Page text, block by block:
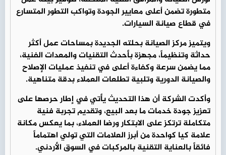
متطورة تضمن أعلى معايير الجودة وتواكب التطور المتسارع
في قطاع صيانة السيارات.
ويتميز مركز الصيانة بحلته الجديدة بمساحات عمل أكثر
حداثة وتنظيماً، مجهزة بأحدث التقنيات والمعدات الفنية،
مما يضمن سرعة وكفاءة أعلى في تنفيذ عمليات الإصلاح
والصيانة الدورية وتلبية تطلعات العملاء بدقة متناهية.
وأكدت الشركة أن هذا التحديث يأتي في إطار حرصها على
تعزيز جودة خدمات ما بعد البيع، وتقديم تجربة فنية
متكاملة ترتكز على الابتكار ورضا العملاء، بما يعكس مكانة
علامة كيا كواحدة من أبرز العلامات التي تولي اهتماماً
فائقاً بالعناية التقنية بالمركبات في السوق الأردني.